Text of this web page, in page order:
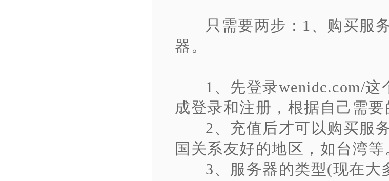
只需要两步：1、购买服
器。
1、先登录wenidc.com/这
成登录和注册，根据自己需要
2、充值后才可以购买服
国关系友好的地区，如台湾等
3、服务器的类型(现在大